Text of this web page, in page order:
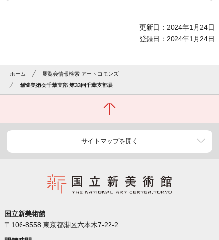
更新日：2024年1月24日
登録日：2024年1月24日
ホーム
展覧会情報検索 アートコモンズ
創造美術会千葉支部 第33回千葉支部展
サイトマップを開く
国立新美術館
〒106-8558 東京都港区六本木7-22-2